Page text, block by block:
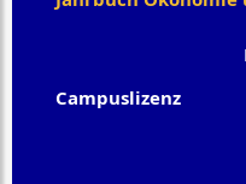
Campuslizenz